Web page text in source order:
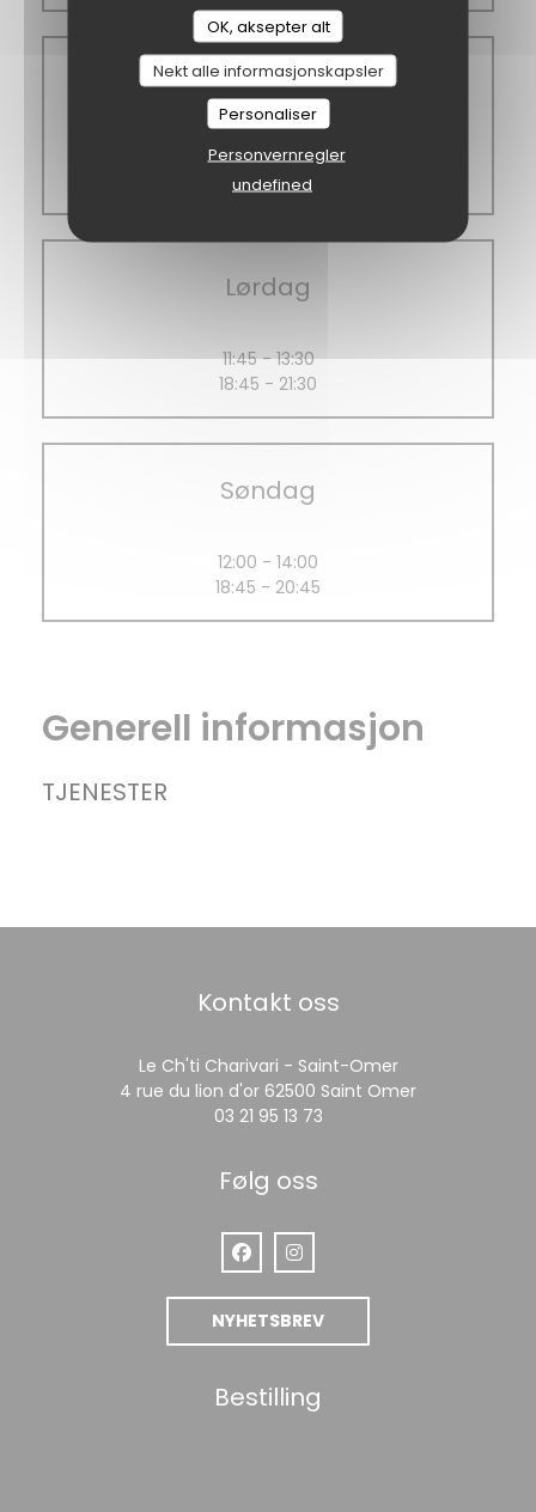
OK, aksepter alt
Nekt alle informasjonskapsler
Personaliser
Personvernregler
undefined
Fredag
11:45 - 13:30
18:45 - 21:15
Lørdag
11:45 - 13:30
18:45 - 21:30
Søndag
12:00 - 14:00
18:45 - 20:45
Generell informasjon
TJENESTER
Kontakt oss
Le Ch'ti Charivari - Saint-Omer
4 rue du lion d'or 62500 Saint Omer((åpner i et
03 21 95 13 73
Følg oss
Facebook ((åpner i et nytt vindu))
Instagram ((åpner i et nytt
NYHETSBREV
Bestilling
Le Ch'ti Charivari - Saint-Omer